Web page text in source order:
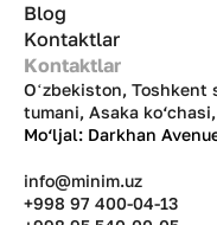
Blog
Kontaktlar
Kontaktlar
Oʻzbekiston, Toshkent
tumani, Asaka
Mo‘ljal: Darkhan
info@minim.uz
+998 97 400-04-13